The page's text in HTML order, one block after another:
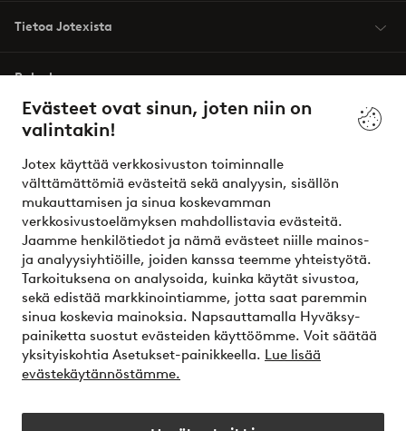
Evästeet ovat sinun, joten niin on
valintakin!
Jotex käyttää verkkosivuston toiminnalle
välttämättömiä evästeitä sekä analyysin, sisällön
mukauttamisen ja sinua koskevamman
verkkosivustoelämyksen mahdollistavia evästeitä.
Jaamme henkilötiedot ja nämä evästeet niille mainos-
ja analyysiyhtiöille, joiden kanssa teemme yhteistyötä.
Tarkoituksena on analysoida, kuinka käytät sivustoa,
sekä edistää markkinointiamme, jotta saat paremmin
sinua koskevia mainoksia. Napsauttamalla Hyväksy-
painiketta suostut evästeiden käyttöömme. Voit säätää
yksityiskohtia Asetukset-painikkeella. Lue lisää
evästekäytännöstämme.
Tietoa Jotexista
Palvelumme
Ehdot
Ystävät
Turvalliset maksut – maksa nyt tai erissä
Haluatko tietää lisää maksuvaihtoehdoistamme?
elpy